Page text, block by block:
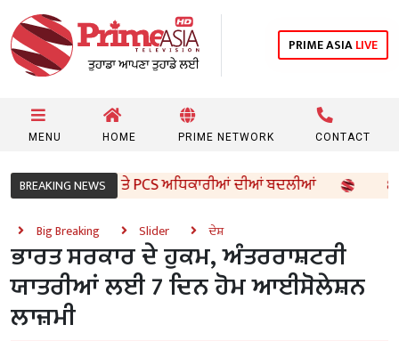
PRIME ASIALIVE
MENU HOME PRIME NETWORK CONTACT
BREAKING NEWS
ਵੱਲੋਂ 96 IAS ਤੇ PCS ਅਧਿਕਾਰੀਆਂ ਦੀਆਂ ਬਦਲੀਆਂ 8ਵੀਂ
Big Breaking Slider ਦੇਸ਼
ਭਾਰਤ ਸਰਕਾਰ ਦੇ ਹੁਕਮ, ਅੰਤਰਰਾਸ਼ਟਰੀ
ਯਾਤਰੀਆਂ ਲਈ 7 ਦਿਨ ਹੋਮ ਆਈਸੋਲੇਸ਼ਨ
ਲਾਜ਼ਮੀ